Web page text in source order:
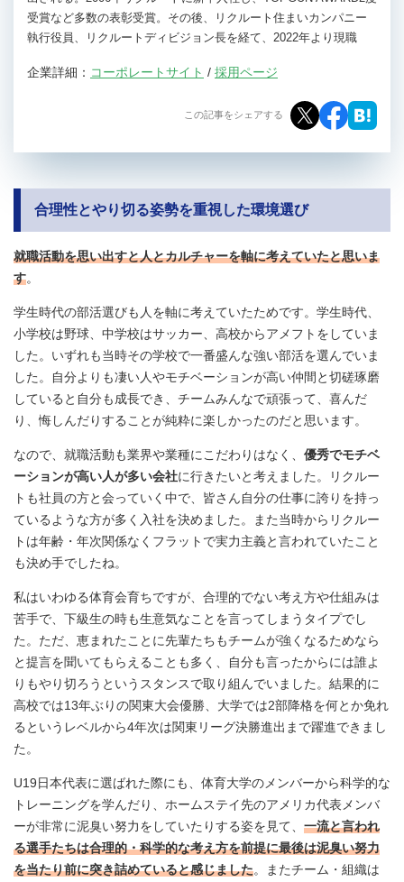
受賞など多数の表彰受賞。その後、リクルート住まいカンパニー
執行役員、リクルートディビジョン長を経て、2022年より現職
企業詳細： コーポレートサイト / 採用ページ
この記事をシェアする
合理性とやり切る姿勢を重視した環境選び
就職活動を思い出すと人とカルチャーを軸に考えていたと思いま
す。
学生時代の部活選びも人を軸に考えていたためです。学生時代、
小学校は野球、中学校はサッカー、高校からアメフトをしていま
した。いずれも当時その学校で一番盛んな強い部活を選んでいま
した。自分よりも凄い人やモチベーションが高い仲間と切磋琢磨
していると自分も成長でき、チームみんなで頑張って、喜んだ
り、悔しんだりすることが純粋に楽しかったのだと思います。
なので、就職活動も業界や業種にこだわりはなく、 優秀でモチベ
ーションが高い人が多い会社に行きたいと考えました。リクルー
トも社員の方と会っていく中で、皆さん自分の仕事に誇りを持っ
ているような方が多く入社を決めました。また当時からリクルー
トは年齢・年次関係なくフラットで実力主義と言われていたこと
も決め手でしたね。
私はいわゆる体育会育ちですが、合理的でない考え方や仕組みは
苦手で、下級生の時も生意気なことを言ってしまうタイプでし
た。ただ、恵まれたことに先輩たちもチームが強くなるためなら
と提言を聞いてもらえることも多く、自分も言ったからには誰よ
りもやり切ろうというスタンスで取り組んでいました。結果的に
高校では13年ぶりの関東大会優勝、大学では2部降格を何とか免れ
るというレベルから4年次は関東リーグ決勝進出まで躍進できまし
た。
U19日本代表に選ばれた際にも、体育大学のメンバーから科学的な
トレーニングを学んだり、ホームステイ先のアメリカ代表メンバ
ーが非常に泥臭い努力をしていたりする姿を見て、 一流と言われ
る選手たちは合理的・科学的な考え方を前提に最後は泥臭い努力
を当たり前に突き詰めていると感じました。またチーム・組織は